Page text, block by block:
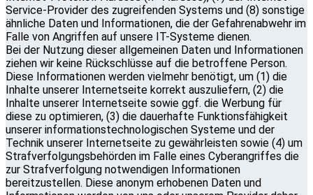
Service-Provider des zugreifenden Systems und (8) sonstige
ähnliche Daten und Informationen, die der Gefahrenabwehr im
Falle von Angriffen auf unsere IT-Systeme dienen.
Bei der Nutzung dieser allgemeinen Daten und Informationen
ziehen wir keine Rückschlüsse auf die betroffene Person.
Diese Informationen werden vielmehr benötigt, um (1) die
Inhalte unserer Internetseite korrekt auszuliefern, (2) die
Inhalte unserer Internetseite sowie ggf. die Werbung für
diese zu optimieren, (3) die dauerhafte Funktionsfähigkeit
unserer informationstechnologischen Systeme und der
Technik unserer Internetseite zu gewährleisten sowie (4) um
Strafverfolgungsbehörden im Falle eines Cyberangriffes die
zur Strafverfolgung notwendigen Informationen
bereitzustellen. Diese anonym erhobenen Daten und